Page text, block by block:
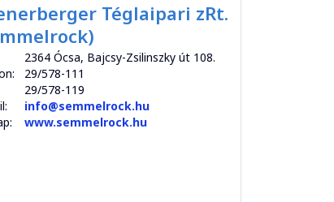
Téglaipari zRt.
2364 Ócsa, Bajcsy-Zsilinszky út 108.
29/578-111
29/578-119
info@semmelrock.hu
www.semmelrock.hu